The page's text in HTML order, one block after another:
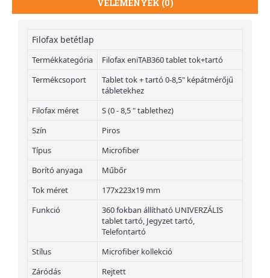
VÉLEMÉNYEK (0)
Filofax betétlap
Termékkategória
Filofax eniTAB360 tablet tok+tartó
Termékcsoport
Tablet tok + tartó 0-8,5" képátmérőjű
tábletekhez
Filofax méret
S (0 - 8,5 " tablethez)
Szín
Piros
Típus
Microfiber
Borító anyaga
Műbőr
Tok méret
177x223x19 mm
Funkció
360 fokban állítható UNIVERZÁLIS
tablet tartó, Jegyzet tartó,
Telefontartó
Stílus
Microfiber kollekció
Záródás
Rejtett